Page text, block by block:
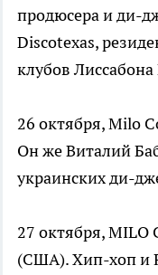
продюсера и ди-
Discotexas,
клубов Лиссабона
26 октября, Milo
Он же Виталий
украинских ди-
27 октября, MILO
(США). Хип-хоп и